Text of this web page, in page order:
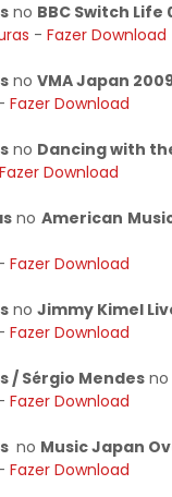
no BBC Switch Life
- Fazer Download
no VMA Japan
Fazer Download
no Dancing with
Fazer Download
noAmerican
Fazer Download
no Jimmy Kimel
Fazer Download
/ Sérgio Mendesno
Fazer Download
no Music Japan
Fazer Download